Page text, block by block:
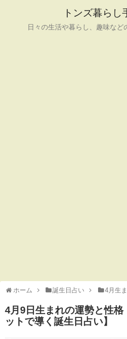
トンズ暮らし
日々の生活や暮らし、趣味など
ホーム 誕生日占い 4月生
4月9日生まれの運勢と性格
ットで導く誕生日占い】